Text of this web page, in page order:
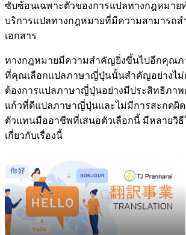
ซับซ้อนเฉพาะตัวของการแปลทางกฎหมาย
บริการแปลทางกฎหมายที่มีความสามารถส
เอกสาร
ทางกฎหมายมีความสำคัญยิ่งขึ้นไปอีกคุณภ
ที่คุณเลือกแปลภาษาญี่ปุ่นนั้นสำคัญอย่างไ
ต้องการแปลภาษาญี่ปุ่นอย่างมีประสิทธิภาพ
แก้วที่ดีแปลภาษาญี่ปุ่นและไม่มีการสะกดผิ
ตัวแทนมืออาชีพที่เสนอตัวเลือกนี้ มีหลายวิธี
เกี่ยวกับเรื่องนี้